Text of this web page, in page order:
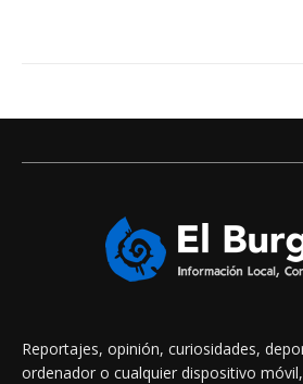
Reportajes, opinión, curiosidades,
ordenador o cualquier dispositivo